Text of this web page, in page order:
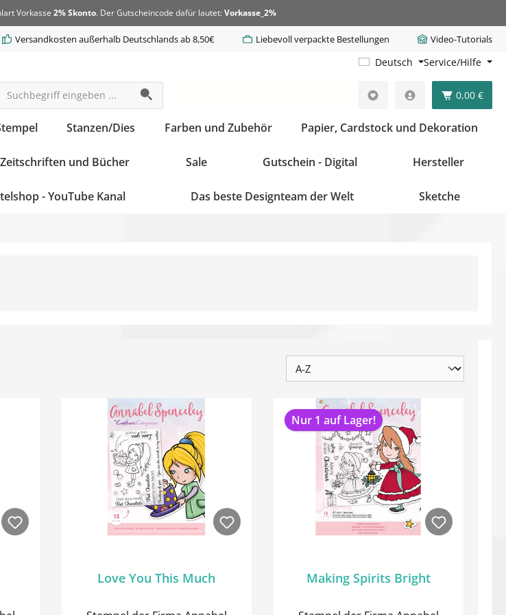
Vorkasse 2% Skonto. Der Gutscheincode dafür lautet: Vorkasse_2%
Versandkosten außerhalb Deutschlands ab 8,50€ Liebevoll verpackte Bestellungen Video-Tutorials
Deutsch Service/Hilfe
0,00 €
Stanzen/Dies Farben und Zubehör Papier, Cardstock und Dekoration
Zeitschriften und Bücher Sale Gutschein - Digital Hersteller
- YouTube Kanal Das beste Designteam der Welt Sketche
Love You This Much
Nur 1 auf Lager!
Making Spirits Bright